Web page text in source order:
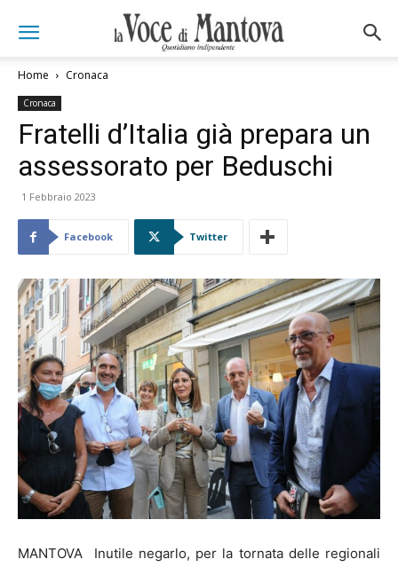
Home Cronaca
Cronaca
Fratelli d’Italia già prepara un
assessorato per Beduschi
1 Febbraio 2023
Facebook Twitter
MANTOVA Inutile negarlo, per la tornata delle regionali